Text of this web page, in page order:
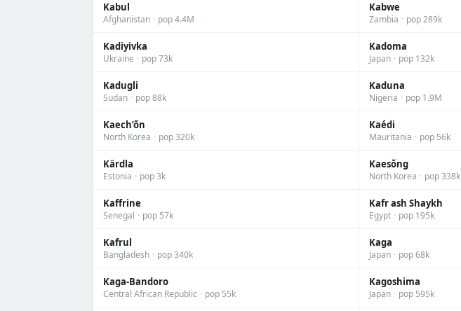
Kabul
Afghanistan · pop 4.4M
Kabwe
Zambia · pop 289k
Kadiyivka
Ukraine · pop 73k
Kadoma
Japan · pop 132k
Kadugli
Sudan · pop 88k
Kaduna
Nigeria · pop 1.9M
Kaech’ŏn
North Korea · pop 320k
Kaédi
Mauritania · pop 56k
Kärdla
Estonia · pop 3k
Kaesŏng
North Korea · pop 338k
Kaffrine
Senegal · pop 57k
Kafr ash Shaykh
Egypt · pop 195k
Kafrul
Bangladesh · pop 340k
Kaga
Japan · pop 68k
Kaga-Bandoro
Central African Republic · pop 55k
Kagoshima
Japan · pop 595k